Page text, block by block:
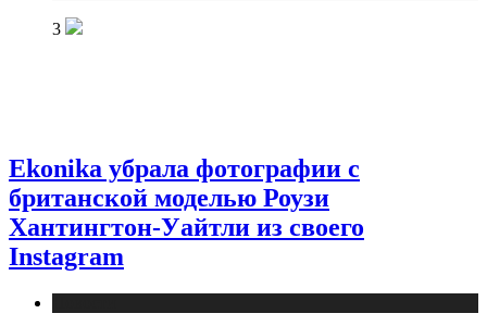
3
Ekonika убрала фотографии с
британской моделью Роузи
Хантингтон-Уайтли из своего
Instagram